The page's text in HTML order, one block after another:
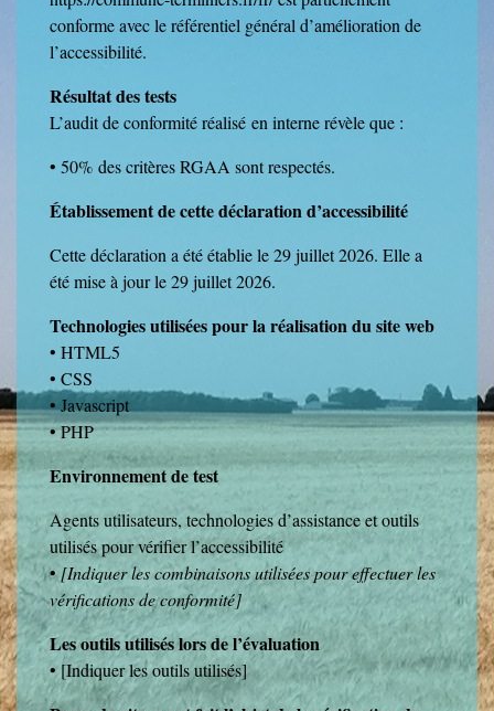
conforme avec le référentiel général d’amélioration de
l’accessibilité.
Résultat des tests
L’audit de conformité réalisé en internerévèle que :
• 50% des critères RGAA sont respectés.
Établissement de cette déclaration d’accessibilité
Cette déclaration a été établie le 29 juillet 2026. Elle a
été mise à jour le 29 juillet 2026.
Technologies utilisées pour la réalisation du site web
• HTML5
• CSS
• Javascript
• PHP
Environnement de test
Agents utilisateurs, technologies d’assistance et outils
utilisés pour vérifier l’accessibilité
•[Indiquer les combinaisons utilisées pour effectuer les
vérifications de conformité]
Les outils utilisés lors de l’évaluation
• [Indiquer les outils utilisés]